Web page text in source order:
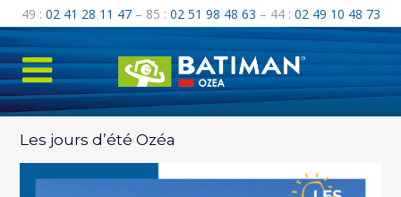
49 : 02 41 28 11 47– 85 : 02 51 98 48 63 – 44 : 02 49 10 48 73
Les jours d’été Ozéa